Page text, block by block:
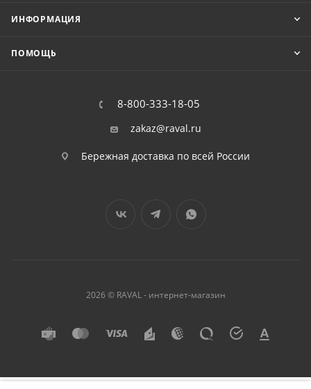
ИНФОРМАЦИЯ
ПОМОЩЬ
8-800-333-18-05
zakaz@raval.ru
Бережная доставка по всей России
2026 © RAVAL - интернет-магазин